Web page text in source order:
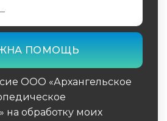
и установка протеза в
ходьбы и социальная
ремонт, второй протез и
службу
ООО «Архангельское
на обработку моих